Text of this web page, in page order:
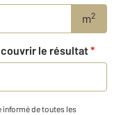
m2
le résultat*
de toutes les